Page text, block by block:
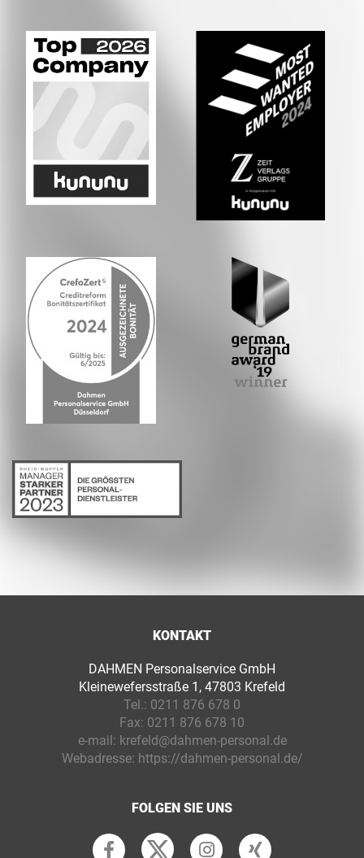
KONTAKT
DAHMEN Personalservice GmbH
Kleinewefersstraße 1, 47803 Krefeld
Tel.: 0211 876 678 0
Fax: 0211 876 678 10
e-mail: krefeld@dahmen-personal.de
Webadresse: https://dahmen-personal.de/
FOLGEN SIE UNS